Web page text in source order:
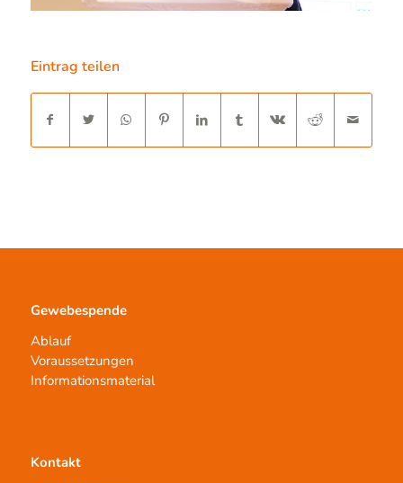
Eintrag teilen
Gewebespende
Ablauf
Voraussetzungen
Informationsmaterial
Kontakt